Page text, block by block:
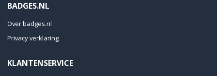
BADGES.NL
Over badges.nl
Privacy verklaring
KLANTENSERVICE